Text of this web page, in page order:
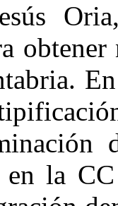
en la